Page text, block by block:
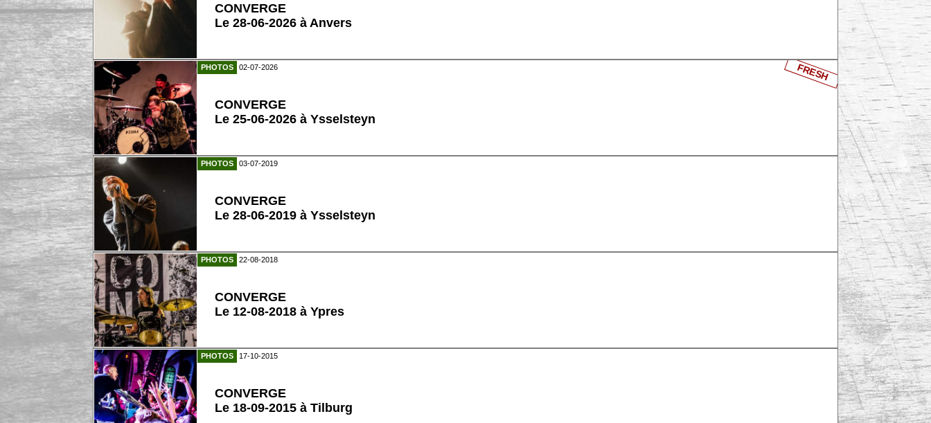
CONVERGE
Le 28-06-2026 à Anvers
PHOTOS 02-07-2026
CONVERGE
Le 25-06-2026 à Ysselsteyn
FRESH
PHOTOS 03-07-2019
CONVERGE
Le 28-06-2019 à Ysselsteyn
PHOTOS 22-08-2018
CONVERGE
Le 12-08-2018 à Ypres
PHOTOS 17-10-2015
CONVERGE
Le 18-09-2015 à Tilburg